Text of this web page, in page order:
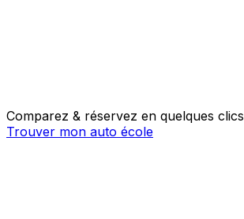
Comparez & réservez en quelques clics
Trouver mon auto école